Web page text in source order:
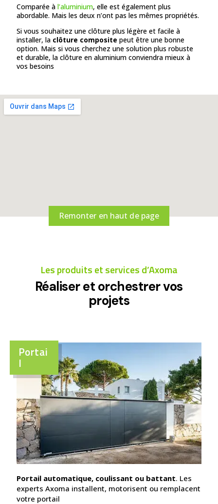
Comparée à l’aluminium, elle est également plus
abordable. Mais les deux n’ont pas les mêmes propriétés.
Si vous souhaitez une clôture plus légère et facile à
installer, la clôture composite peut être une bonne
option. Mais si vous cherchez une solution plus robuste
et durable, la clôture en aluminium conviendra mieux à
vos besoins
Remonter en haut de page
Les produits et services d’Axoma
Réaliser et orchestrer vos
projets
Portai
l
Portail automatique, coulissant ou battant. Les
experts Axoma installent, motorisent ou remplacent
votre portail